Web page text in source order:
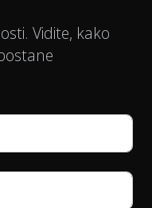
Vidite, kako